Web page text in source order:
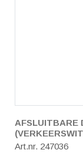
AFSLUITBARE
Art.nr. 247036